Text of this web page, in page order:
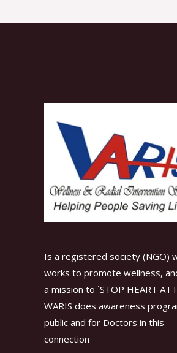
Is a registered society (NGO)
works to promote wellness,
a mission to `STOP HEART
WARIS does awareness
public and for Doctors in this
connection